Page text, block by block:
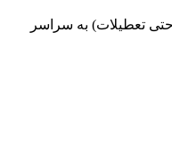
(حتی تعطیلات) به سراسر